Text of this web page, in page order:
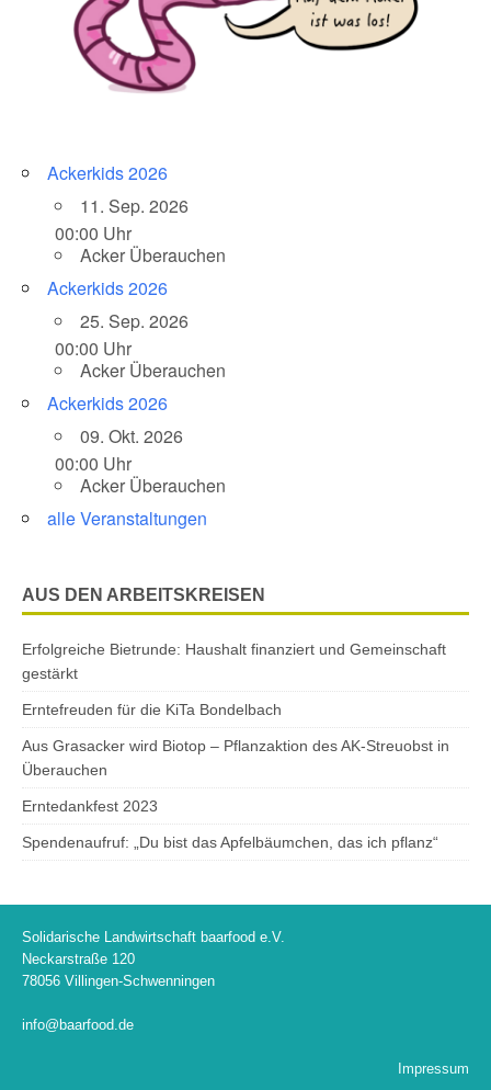
Ackerkids 2026
11. Sep. 2026
00:00 Uhr
Acker Überauchen
Ackerkids 2026
25. Sep. 2026
00:00 Uhr
Acker Überauchen
Ackerkids 2026
09. Okt. 2026
00:00 Uhr
Acker Überauchen
alle Veranstaltungen
AUS DEN ARBEITSKREISEN
Erfolgreiche Bietrunde: Haushalt finanziert und Gemeinschaft
gestärkt
Erntefreuden für die KiTa Bondelbach
Aus Grasacker wird Biotop – Pflanzaktion des AK-Streuobst in
Überauchen
Erntedankfest 2023
Spendenaufruf: „Du bist das Apfelbäumchen, das ich pflanz“
Solidarische Landwirtschaft baarfood e.V.
Neckarstraße 120
78056 Villingen-Schwenningen
info@baarfood.de
Impressum